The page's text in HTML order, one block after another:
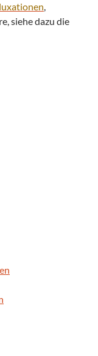
,
siehe dazu die